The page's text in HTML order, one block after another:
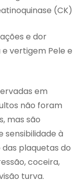
(CK)
e dor
vertigem Pele e
em
não foram
mas são
sensibilidade à
plaquetas do
coceira,
turva.